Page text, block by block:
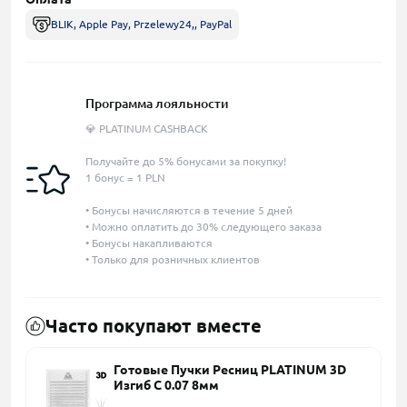
BLIK, Apple Pay, Przelewy24,, PayPal
Программа лояльности
💎 PLATINUM CASHBACK
Получайте до 5% бонусами за покупку!
1 бонус = 1 PLN
• Бонусы начисляются в течение 5 дней
• Можно оплатить до 30% следующего заказа
• Бонусы накапливаются
• Только для розничных клиентов
Часто покупают вместе
Готовые Пучки Ресниц PLATINUM 3D
Изгиб C 0.07 8мм